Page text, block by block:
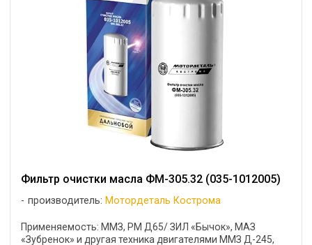
Фильтр очистки масла ФМ-305.32 (035-1012005)
производитель: Мотордеталь Кострома
Применяемость: ММЗ, РМ Д65/ ЗИЛ «Бычок», МАЗ
«Зубренок» и другая техника двигателями ММЗ Д-245,